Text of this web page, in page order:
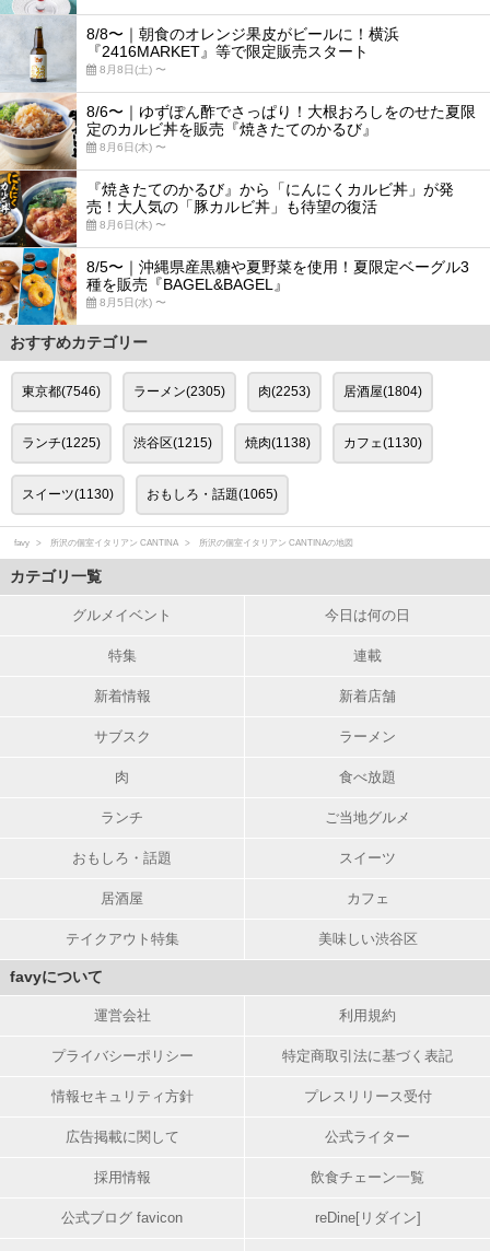
8/8〜｜朝食のオレンジ果皮がビールに！横浜
『2416MARKET』等で限定販売スタート
8月8日(土) 〜
8/6〜｜ゆずぽん酢でさっぱり！大根おろしをのせた夏限
定のカルビ丼を販売『焼きたてのかるび』
8月6日(木) 〜
『焼きたてのかるび』から「にんにくカルビ丼」が発
売！大人気の「豚カルビ丼」も待望の復活
8月6日(木) 〜
8/5〜｜沖縄県産黒糖や夏野菜を使用！夏限定ベーグル3
種を販売『BAGEL&BAGEL』
8月5日(水) 〜
おすすめカテゴリー
東京都(7546) ラーメン(2305) 肉(2253) 居酒屋(1804)
ランチ(1225) 渋谷区(1215) 焼肉(1138) カフェ(1130)
スイーツ(1130) おもしろ・話題(1065)
favy 所沢の個室イタリアン CANTINA 所沢の個室イタリアン CANTINAの地図
カテゴリ一覧
グルメイベント 今日は何の日
特集 連載
新着情報 新着店舗
サブスク ラーメン
肉 食べ放題
ランチ ご当地グルメ
おもしろ・話題 スイーツ
居酒屋 カフェ
テイクアウト特集 美味しい渋谷区
favyについて
運営会社 利用規約
プライバシーポリシー 特定商取引法に基づく表記
情報セキュリティ方針 プレスリリース受付
広告掲載に関して 公式ライター
採用情報 飲食チェーン一覧
公式ブログ favicon reDine[リダイン]